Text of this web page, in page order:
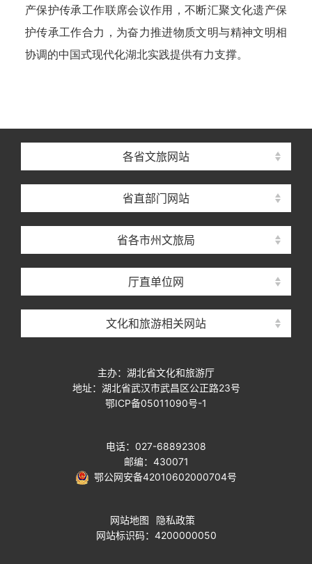
产保护传承工作联席会议作用，不断汇聚文化遗产保
护传承工作合力，为奋力推进物质文明与精神文明相
协调的中国式现代化湖北实践提供有力支撑。
各省文旅网站
省直部门网站
省各市州文旅局
厅直单位网
文化和旅游相关网站
主办：湖北省文化和旅游厅
地址：湖北省武汉市武昌区公正路23号
鄂ICP备05011090号-1
电话：027-68892308
邮编：430071
鄂公网安备42010602000704号
网站地图
隐私政策
网站标识码：4200000050